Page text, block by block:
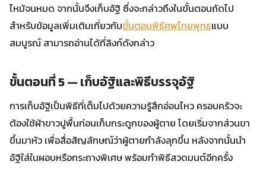
ไหม้จนหมด จากนั้นจึงเก็บอัฐิ ซึ่งจะกล่าวถึงในขั้นตอนถัดไป
สำหรับข้อมูลเพิ่มเติมเกี่ยวกับขั้นตอนพิธีศพไทยพุทธแบบ
สมบูรณ์ สามารถอ่านได้ที่ลิงก์ดังกล่าว
ขั้นตอนที่ 5 — เก็บอัฐิและพิธีบรรจุอัฐิ
การเก็บอัฐิเป็นพิธีที่เต็มไปด้วยความรู้สึกอ่อนไหว ครอบครัวจะ
ต้องใช้ผ้าขาวปูพื้นก่อนเก็บกระดูกของผู้ตาย โดยเริ่มจากส่วนขา
ขึ้นมาหัว เพื่อสื่อสัญลักษณ์ว่าผู้ตายกำลังลุกขึ้น หลังจากนั้นนำ
อัฐิใส่ในผอบหรือกระถางพิเศษ พร้อมทำพิธีสวดมนต์อีกครั้ง